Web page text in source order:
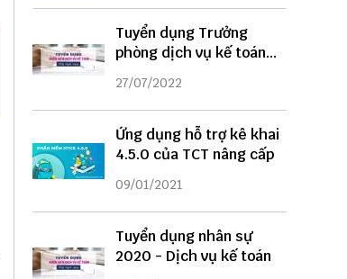
Tuyển dụng Trưởng
phòng dịch vụ kế toán
năm 2022
27/07/2022
Ứng dụng hỗ trợ kê khai
4.5.0 của TCT nâng cấp
09/01/2021
Tuyển dụng nhân sự
2020 - Dịch vụ kế toán